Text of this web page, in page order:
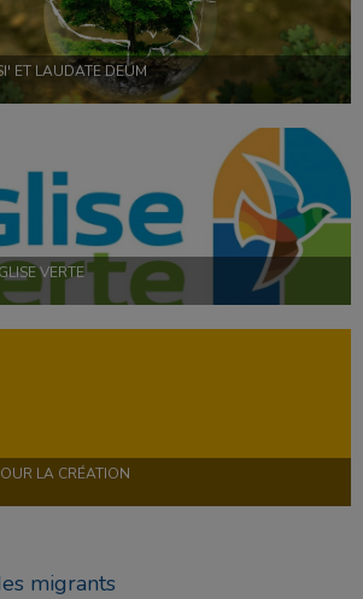
ET LAUDATE DEUM
VERTE
LA CRÉATION
migrants